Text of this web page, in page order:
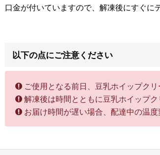
口金が付いていますので、解凍後にすぐに
以下の点にご注意ください
ご使用となる前日、豆乳ホイップク
解凍後は時間とともに豆乳ホイップ
お届け時間が遅い場合、配達中の温